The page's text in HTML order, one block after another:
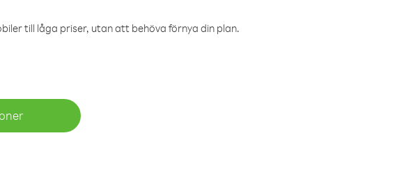
till låga priser, utan att behöva förnya din plan.